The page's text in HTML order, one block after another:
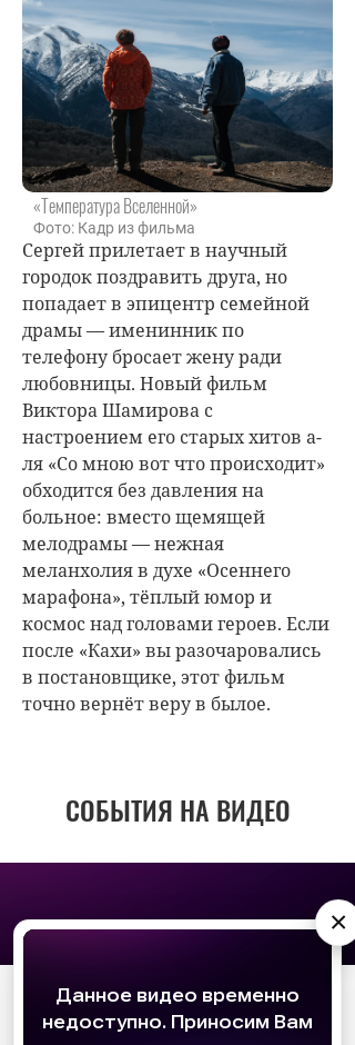
АО «Издательство СЕМЬ ДНЕЙ»использует
для персонализации сервисов и
удобства пользователей. Вы можете
«Температура Вселенной»
Фото: Кадр из фильма
Сергей прилетает в научный
городок поздравить друга, но
попадает в эпицентр семейной
драмы — именинник по
телефону бросает жену ради
любовницы. Новый фильм
Виктора Шамирова с
настроением его старых хитов а-
ля «Со мною вот что происходит»
обходится без давления на
больное: вместо щемящей
мелодрамы — нежная
меланхолия в духе «Осеннего
марафона», тёплый юмор и
космос над головами героев. Если
после «Кахи» вы разочаровались
в постановщике, этот фильм
точно вернёт веру в былое.
СОБЫТИЯ НА ВИДЕО
×